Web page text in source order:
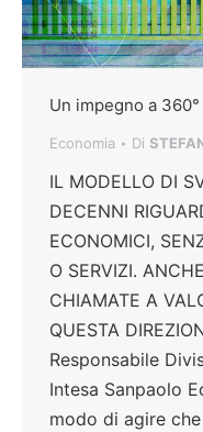
Un impegno a 360°
Economia Di
IL MODELLO DI
DECENNI
ECONOMICI,
O SERVIZI.
CHIAMATE A
QUESTA
Responsabile
Intesa Sanpaolo
modo di agire